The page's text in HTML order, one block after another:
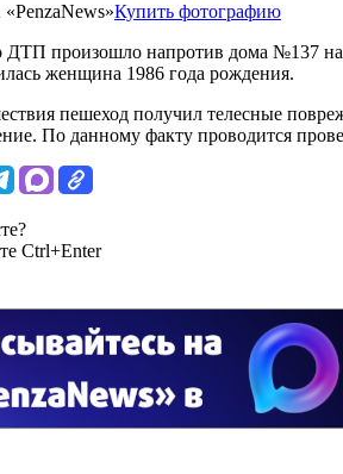
Купить фотографию
ДТП произошло напротив дома №137 на
женщина 1986 года рождения.
пешеход получил телесные
По данному факту проводится
Ctrl+Enter